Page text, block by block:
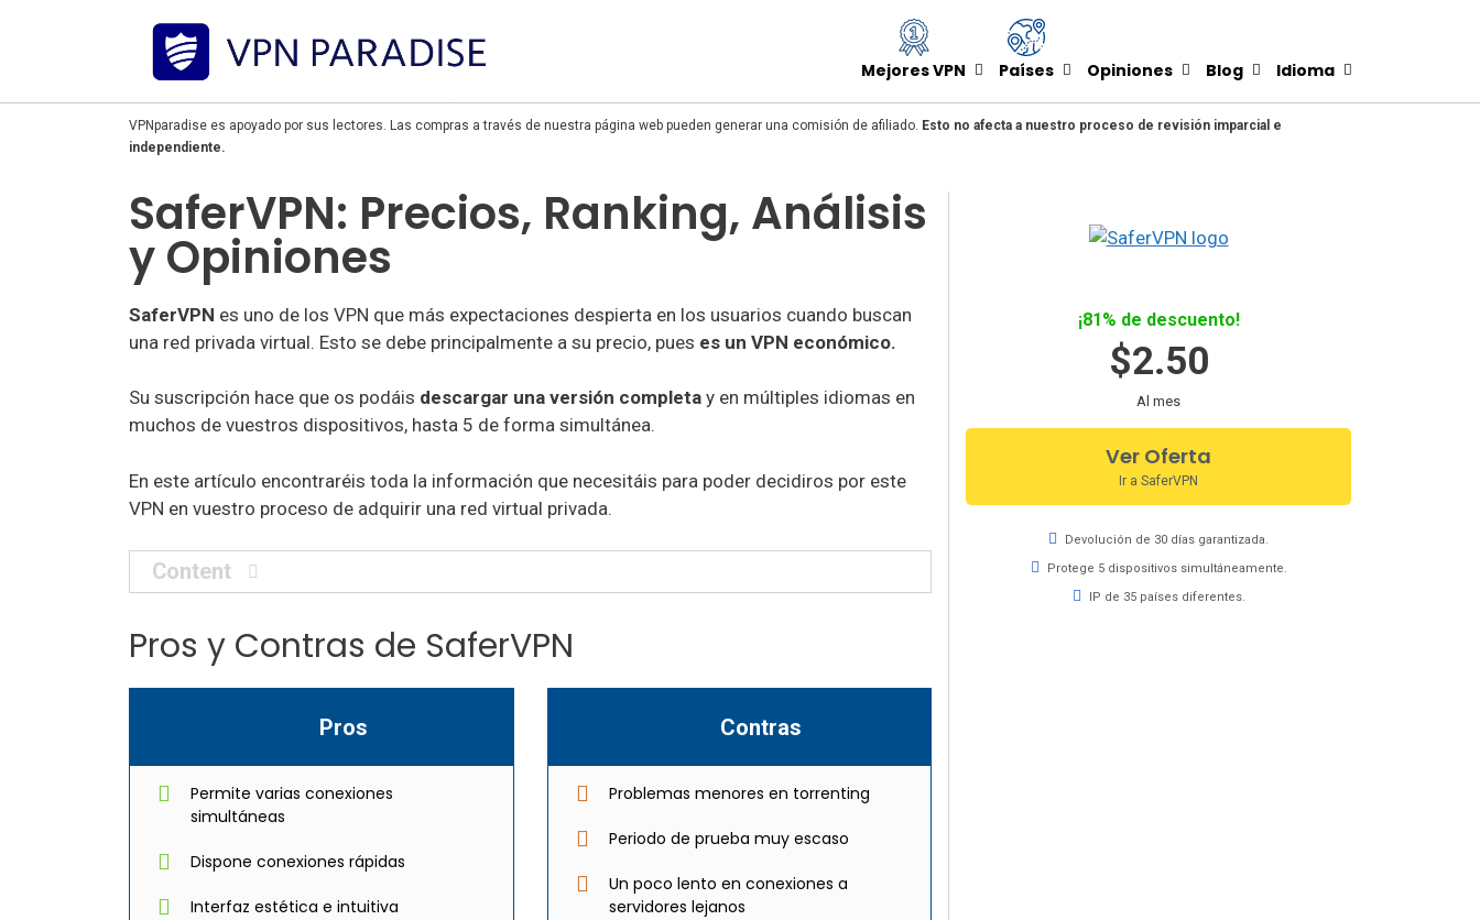
Mejores VPN Países Opiniones Blog Idioma
VPNparadise es apoyado por sus lectores. Las compras a través de nuestra página web pueden generar una comisión de afiliado. Esto no afecta a nuestro proceso de revisión imparcial e
independiente.
SaferVPN: Precios, Ranking, Análisis
y Opiniones
SaferVPN es uno de los VPN que más expectaciones despierta en los usuarios cuando buscan
una red privada virtual. Esto se debe principalmente a su precio, pues es un VPN económico.
Su suscripción hace que os podáis descargar una versión completa y en múltiples idiomas en
muchos de vuestros dispositivos, hasta 5 de forma simultánea.
En este artículo encontraréis toda la información que necesitáis para poder decidiros por este
VPN en vuestro proceso de adquirir una red virtual privada.
Content
Pros y Contras de SaferVPN
Pros
Permite varias conexiones
simultáneas
Dispone conexiones rápidas
Interfaz estética e intuitiva
Contras
Problemas menores en torrenting
Periodo de prueba muy escaso
Un poco lento en conexiones a
servidores lejanos
¡81% de descuento!
$2.50
Al mes
Ver Oferta
Ir a SaferVPN
Devolución de 30 días garantizada.
Protege 5 dispositivos simultáneamente.
IP de 35 países diferentes.